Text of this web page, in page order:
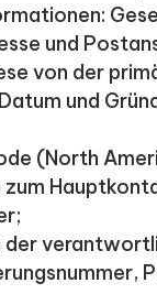
und
von der
und
(North